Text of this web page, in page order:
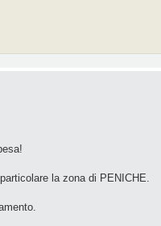
la zona di PENICHE.